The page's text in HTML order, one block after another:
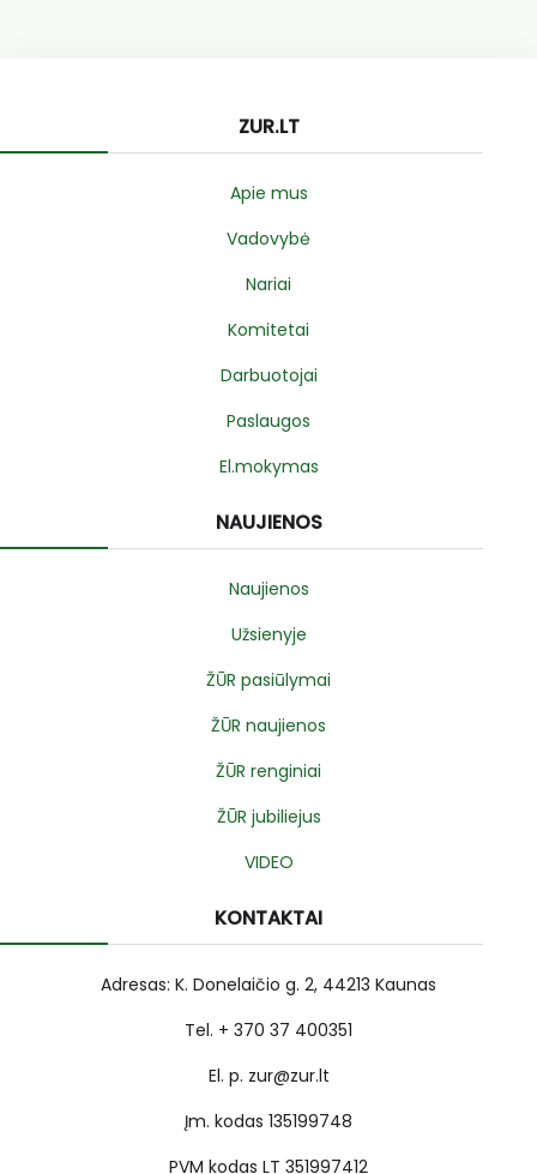
ZUR.LT
Apie mus
Vadovybė
Nariai
Komitetai
Darbuotojai
Paslaugos
El.mokymas
NAUJIENOS
Naujienos
Užsienyje
ŽŪR pasiūlymai
ŽŪR naujienos
ŽŪR renginiai
ŽŪR jubiliejus
VIDEO
KONTAKTAI
Adresas: K. Donelaičio g. 2, 44213 Kaunas
Tel. + 370 37 400351
El. p. zur@zur.lt
Įm. kodas 135199748
PVM kodas LT 351997412